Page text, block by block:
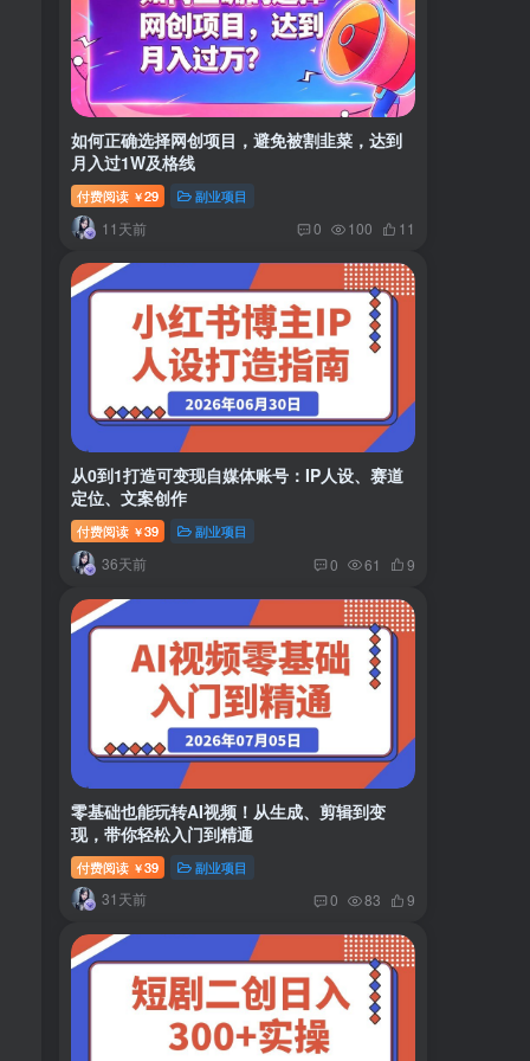
如何正确选择网创项目，避免被割韭菜，达到
月入过1W及格线
付费阅读 ￥29 副业项目
11天前 0 100 11
从0到1打造可变现自媒体账号：IP人设、赛道
定位、文案创作
付费阅读 ￥39 副业项目
36天前 0 61 9
零基础也能玩转AI视频！从生成、剪辑到变
现，带你轻松入门到精通
付费阅读 ￥39 副业项目
31天前 0 83 9